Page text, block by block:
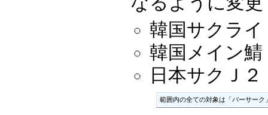
韓国サクライ
韓国メイン鯖
日本サクＪ
範囲内の全ての対象は「バーサー